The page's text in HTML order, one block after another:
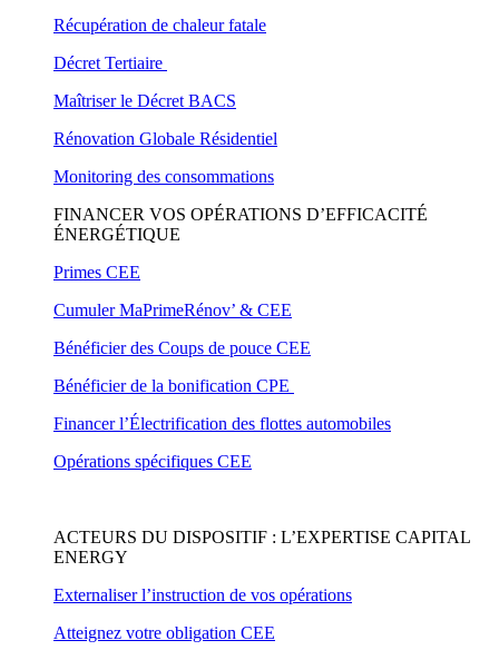
Récupération de chaleur fatale
Décret Tertiaire
Maîtriser le Décret BACS
Rénovation Globale Résidentiel
Monitoring des consommations
FINANCER VOS OPÉRATIONS D’EFFICACITÉ
ÉNERGÉTIQUE
Primes CEE
Cumuler MaPrimeRénov’ & CEE
Bénéficier des Coups de pouce CEE
Bénéficier de la bonification CPE
Financer l’Électrification des flottes automobiles
Opérations spécifiques CEE
ACTEURS DU DISPOSITIF : L’EXPERTISE CAPITAL
ENERGY
Externaliser l’instruction de vos opérations
Atteignez votre obligation CEE